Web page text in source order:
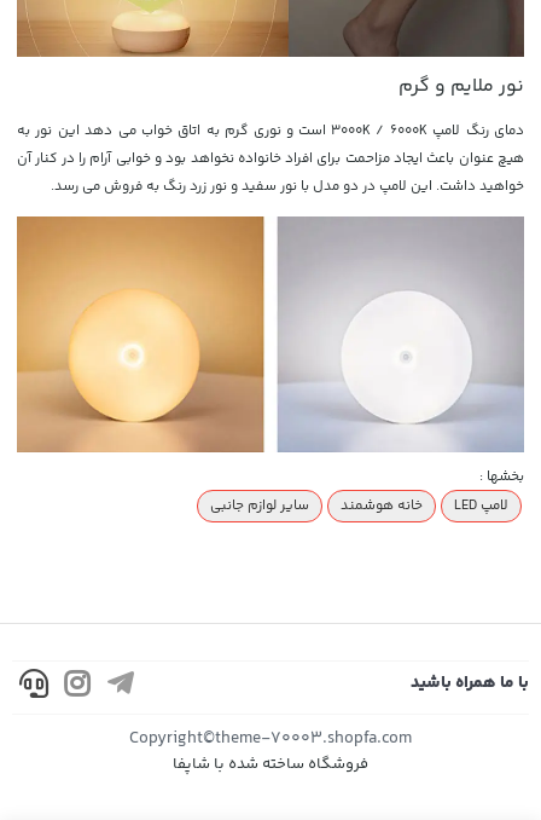
نور ملایم و گرم
دمای رنگ لامپ 3000K / 6000K است
و نوری گرم به اتاق خواب می دهد این نور به
هیچ عنوان باعث ایجاد مزاحمت برای افراد خانواده نخواهد بود و خوابی آرام را در کنار آن
خواهید داشت. این لامپ در دو مدل با نور سفید و نور زرد رنگ به فروش می رسد.
بخشها :
لامپ LED
خانه هوشمند سایر لوازم جانبی
با ما همراه باشید
Copyright©theme-70003.shopfa.com
فروشگاه ساخته شده با شاپفا